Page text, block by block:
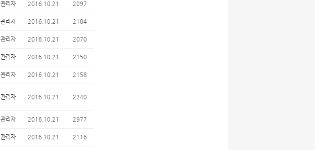
관리자 2016.10.21 2097
관리자 2016.10.21 2104
관리자 2016.10.21 2070
관리자 2016.10.21 2150
관리자 2016.10.21 2158
관리자 2016.10.21 2240
관리자 2016.10.21 2977
관리자 2016.10.21 2116